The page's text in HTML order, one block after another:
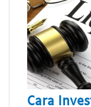
Cara